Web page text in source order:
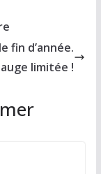
fin d’année.
limitée !